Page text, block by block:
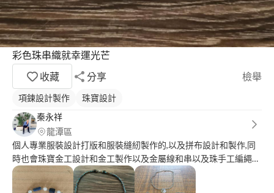
彩色珠串織就幸運光芒
收藏
分享 檢舉
項鍊設計製作
珠寶設計
秦永祥
龍潭區
個人專業服裝設計打版和服裝縫紉製作的,以及拼布設計和製作,同
時也會珠寶金工設計和金工製作以及金屬線和串以及珠手工編繩都
會設計製作的